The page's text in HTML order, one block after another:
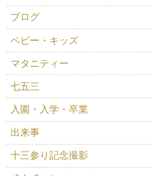
ブログ
ベビー・キッズ
マタニティー
七五三
入園・入学・卒業
出来事
十三参り記念撮影